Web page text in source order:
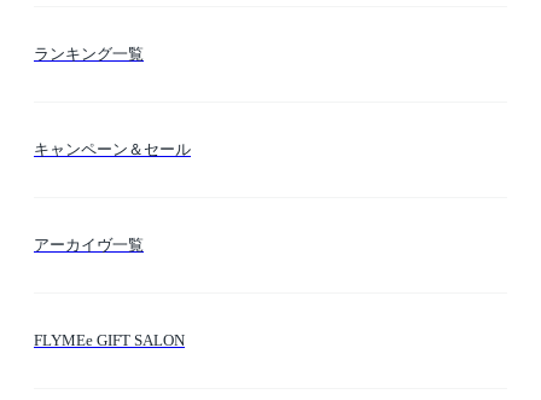
カテゴリー検索
ランキング一覧
キャンペーン＆セール
アーカイヴ一覧
FLYMEe GIFT SALON